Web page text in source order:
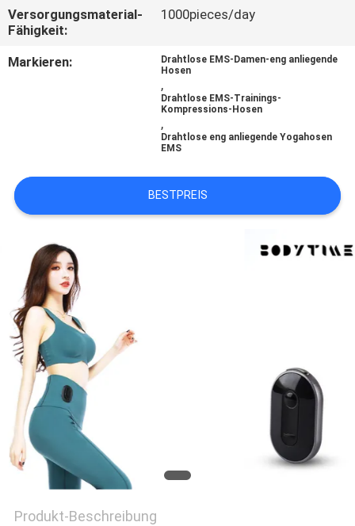
UNS
IN
VERBINDUNG
FÄLLE
FORDERN
EIN
ZITAT
SITEMAP
PRIVACY
POLICY
Versorgungsmaterial-
Fähigkeit:
1000pieces/day
Markieren:
Drahtlose EMS-Damen-eng anliegende
Hosen
,
Drahtlose EMS-Trainings-
Kompressions-Hosen
,
Drahtlose eng anliegende Yogahosen
EMS
BESTPREIS
Produkt-Beschreibung